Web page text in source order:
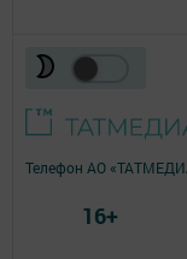
Телефон АО
16+